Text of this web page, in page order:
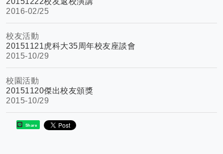
2016-02/25
校友活動
20151121虎科大35周年校友座談會
2015-10/29
校園活動
20151120傑出校友頒獎
2015-10/29
Share